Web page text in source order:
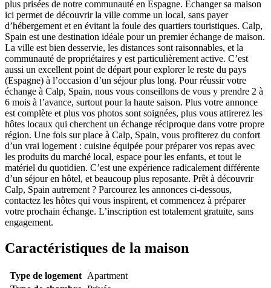
plus prisées de notre communauté en Espagne. Échanger sa maison
ici permet de découvrir la ville comme un local, sans payer
d’hébergement et en évitant la foule des quartiers touristiques. Calp,
Spain est une destination idéale pour un premier échange de maison.
La ville est bien desservie, les distances sont raisonnables, et la
communauté de propriétaires y est particulièrement active. C’est
aussi un excellent point de départ pour explorer le reste du pays
(Espagne) à l’occasion d’un séjour plus long. Pour réussir votre
échange à Calp, Spain, nous vous conseillons de vous y prendre 2 à
6 mois à l’avance, surtout pour la haute saison. Plus votre annonce
est complète et plus vos photos sont soignées, plus vous attirerez les
hôtes locaux qui cherchent un échange réciproque dans votre propre
région. Une fois sur place à Calp, Spain, vous profiterez du confort
d’un vrai logement : cuisine équipée pour préparer vos repas avec
les produits du marché local, espace pour les enfants, et tout le
matériel du quotidien. C’est une expérience radicalement différente
d’un séjour en hôtel, et beaucoup plus reposante. Prêt à découvrir
Calp, Spain autrement ? Parcourez les annonces ci-dessous,
contactez les hôtes qui vous inspirent, et commencez à préparer
votre prochain échange. L’inscription est totalement gratuite, sans
engagement.
Caractéristiques de la maison
Type de logement Apartment